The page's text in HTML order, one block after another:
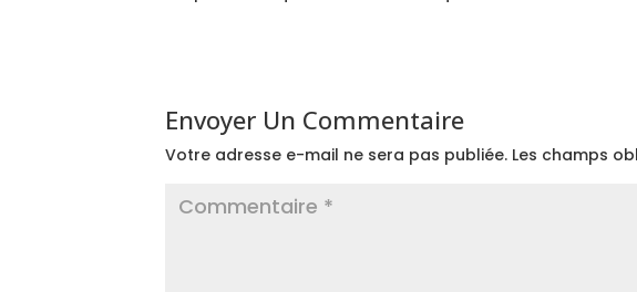
Envoyer Un Commentaire
Votre adresse e-mail ne sera pas publiée. Les champs